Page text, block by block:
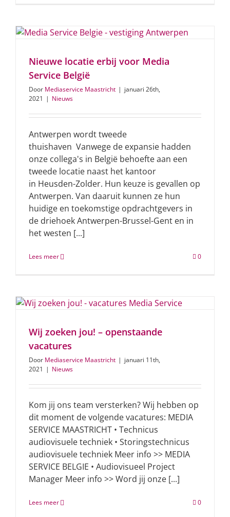
Nieuwe locatie erbij voor Media
Service België
Door Mediaservice Maastricht | januari 26th,
2021 | Nieuws
Antwerpen wordt tweede
thuishaven Vanwege de expansie hadden
onze collega's in België behoefte aan een
tweede locatie naast het kantoor
in Heusden-Zolder. Hun keuze is gevallen op
Antwerpen. Van daaruit kunnen ze hun
huidige en toekomstige opdrachtgevers in
de driehoek Antwerpen-Brussel-Gent en in
het westen [...]
Lees meer 0
Wij zoeken jou! – openstaande
vacatures
Door Mediaservice Maastricht | januari 11th,
2021 | Nieuws
Kom jij ons team versterken? Wij hebben op
dit moment de volgende vacatures: MEDIA
SERVICE MAASTRICHT • Technicus
audiovisuele techniek • Storingstechnicus
audiovisuele techniek Meer info >> MEDIA
SERVICE BELGIE • Audiovisueel Project
Manager Meer info >> Word jij onze [...]
Lees meer 0